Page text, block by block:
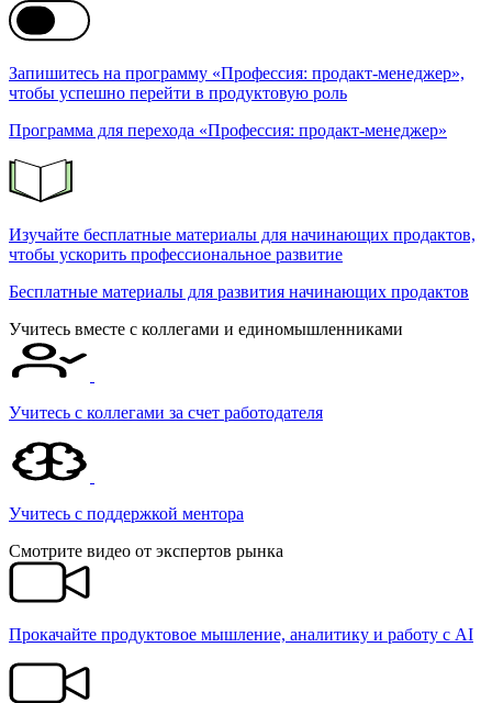
Запишитесь на программу «Профессия: продакт-менеджер»,
чтобы успешно перейти в продуктовую роль
Программа для перехода «Профессия: продакт-менеджер»
Изучайте бесплатные материалы для начинающих продактов,
чтобы ускорить профессиональное развитие
Бесплатные материалы для развития начинающих продактов
Учитесь вместе с коллегами и единомышленниками
Учитесь с коллегами за счет работодателя
Учитесь c поддержкой ментора
Смотрите видео от экспертов рынка
Прокачайте продуктовое мышление, аналитику и работу с AI